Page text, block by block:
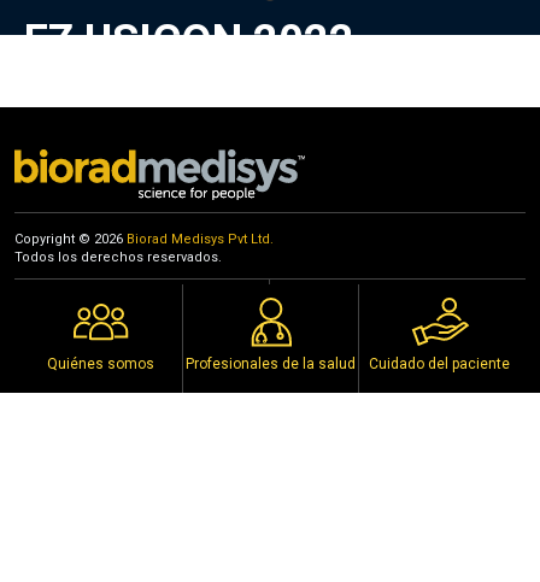
Quiénes somos Profesionales de la salud Cuidado del paciente
EZ USICON 2022
Bihar
13th to 15th October 2022
Copyright © 2026 Biorad Medisys Pvt Ltd.
Todos los derechos reservados.
Distribuidores
Aviso de Derechos de Autor
Condiciones de Uso